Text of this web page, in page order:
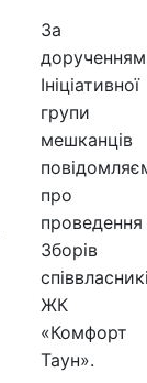
За
дорученням
Ініціативної
групи
мешканців
про
проведення
Зборів
ЖК
«Комфорт
Таун».